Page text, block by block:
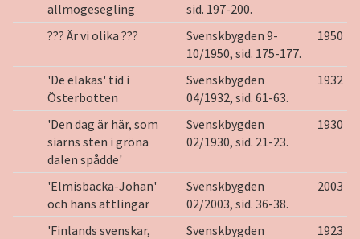
allmogesegling
sid. 197-200.
??? Är vi olika ???
Svenskbygden 9-
10/1950, sid. 175-177.
1950
'De elakas' tid i
Österbotten
Svenskbygden
04/1932, sid. 61-63.
1932
'Den dag är här, som
siarns sten i gröna
dalen spådde'
Svenskbygden
02/1930, sid. 21-23.
1930
'Elmisbacka-Johan'
och hans ättlingar
Svenskbygden
02/2003, sid. 36-38.
2003
'Finlands svenskar,
Svenskbygden
1923